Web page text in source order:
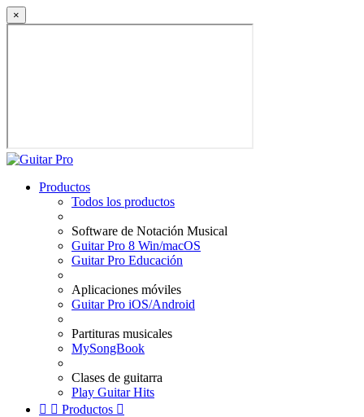
×
Productos
Todos los productos
Software de Notación Musical
Guitar Pro 8 Win/macOS
Guitar Pro Educación
Aplicaciones móviles
Guitar Pro iOS/Android
Partituras musicales
MySongBook
Clases de guitarra
Play Guitar Hits
  Productos 